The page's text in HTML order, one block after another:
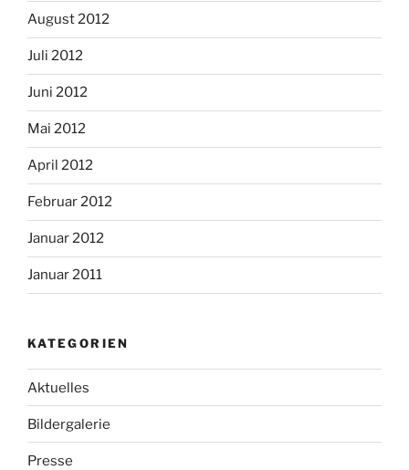
August 2012
Juli 2012
Juni 2012
Mai 2012
April 2012
Februar 2012
Januar 2012
Januar 2011
KATEGORIEN
Aktuelles
Bildergalerie
Presse